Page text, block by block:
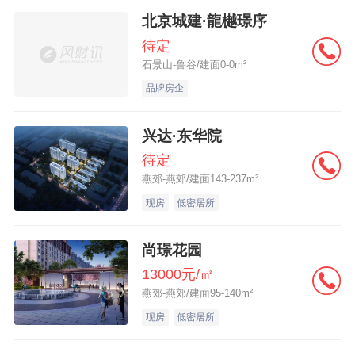
铁7号线和10号线换乘站双井站。周边有富力
广场、朝阳合生汇、垂杨柳医院、庆丰公园
北京城建·龍樾璟序
待定
石景山-鲁谷/建面0-0m²
品牌房企
兴达·东华院
待定
燕郊-燕郊/建面143-237m²
现房 低密居所
尚璟花园
13000元/㎡
燕郊-燕郊/建面95-140m²
现房 低密居所